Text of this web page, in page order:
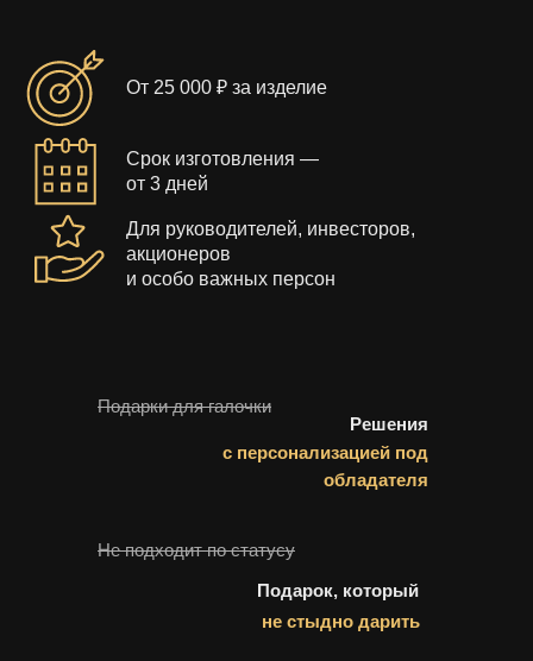
От 25 000 ₽ за изделие
Срок изготовления —
от 3 дней
Для руководителей, инвесторов,
акционеров
и особо важных персон
с персонализацией под
обладателя
Решения
Подарок, который
Подарки для галочки
не стыдно дарить
Не подходит по статусу